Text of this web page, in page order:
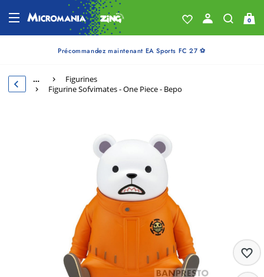
0
Précommandez maintenant EA Sports FC 27 ⚽
…
Figurines
Figurine Sofvimates - One Piece - Bepo